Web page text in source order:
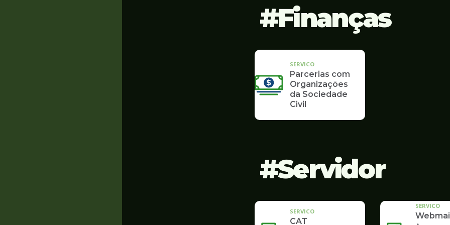
Finanças
SERVICO
Parcerias com
Organizações
da Sociedade
Civil
Servidor
SERVICO
CAT
SERVICO